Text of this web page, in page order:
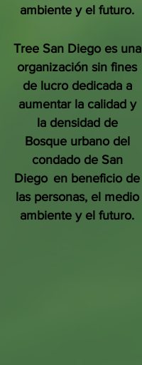
ambiente y el futuro.
Tree San Diego es una
organización sin fines
de lucro dedicada a
aumentar la calidad y
la densidad de
Bosque urbano del
condado de San
Diego en beneficio de
las personas, el medio
ambiente y el futuro.